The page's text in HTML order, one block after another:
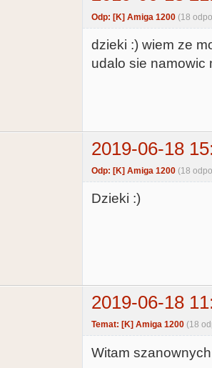
Odp: [K] Amiga 1200 (18
dzieki :) wiem ze
udalo sie namowic
2019-06-18
Odp: [K] Amiga 1200 (18
Dzieki :)
2019-06-18
Temat: [K] Amiga 1200 (18
Witam